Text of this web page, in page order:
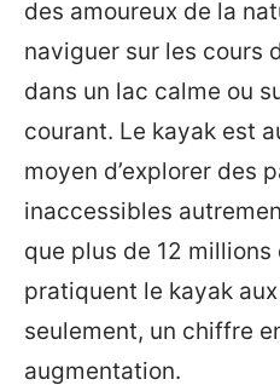
des amoureux de la
naviguer sur les cours
dans un lac calme ou
courant. Le kayak est
moyen d’explorer des
inaccessibles
que plus de 12 millions
pratiquent le kayak
seulement, un chiffre
augmentation.